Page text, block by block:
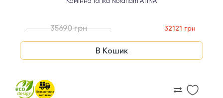
35690 грн 32121 грн
В Кошик